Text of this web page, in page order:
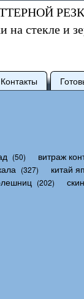
на стекле и
Контакты
(50) витраж
(327) китай
(202)